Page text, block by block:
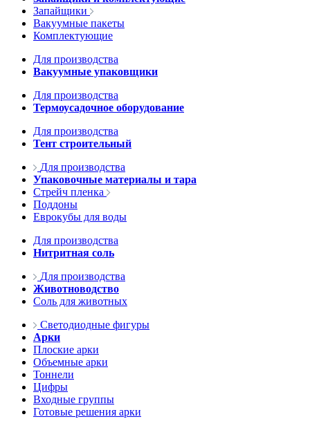
Запайщики
Вакуумные пакеты
Комплектующие
Для производства
Вакуумные упаковщики
Для производства
Термоусадочное оборудование
Для производства
Тент строительный
Для производства
Упаковочные материалы и тара
Стрейч пленка
Поддоны
Еврокубы для воды
Для производства
Нитритная соль
Для производства
Животноводство
Соль для животных
Светодиодные фигуры
Арки
Плоские арки
Объемные арки
Тоннели
Цифры
Входные группы
Готовые решения арки